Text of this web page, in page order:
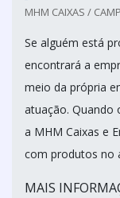
MHM CAIXAS /
Se alguém está
encontrará a
meio da própria
atuação. Quando
a MHM Caixas e
com produtos no
MAIS